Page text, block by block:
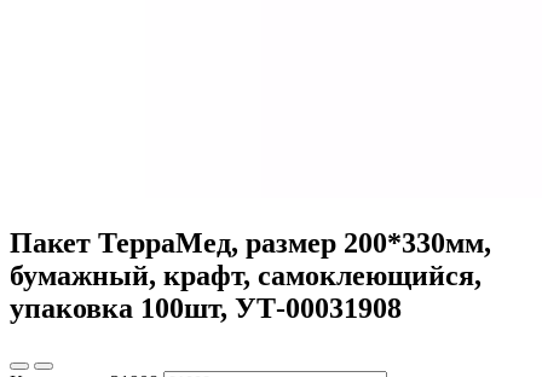
Пакет ТерраМед, размер 200*330мм,
бумажный, крафт, самоклеющийся,
упаковка 100шт, УТ-00031908